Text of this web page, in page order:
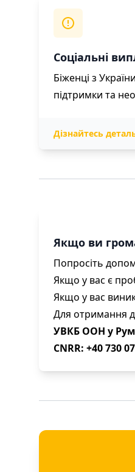
Соціальні
Біженці з
підтримки та
Дізнайтесь
Якщо ви
Попросіть
Якщо у вас є
Якщо у вас
Для отримання
УВКБ ООН у
CNRR: +40 730